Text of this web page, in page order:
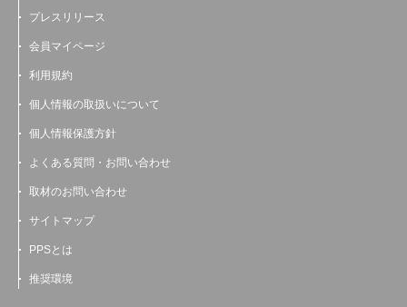
プレスリリース
会員マイページ
利用規約
個人情報の取扱いについて
個人情報保護方針
よくある質問・お問い合わせ
取材のお問い合わせ
サイトマップ
PPSとは
推奨環境